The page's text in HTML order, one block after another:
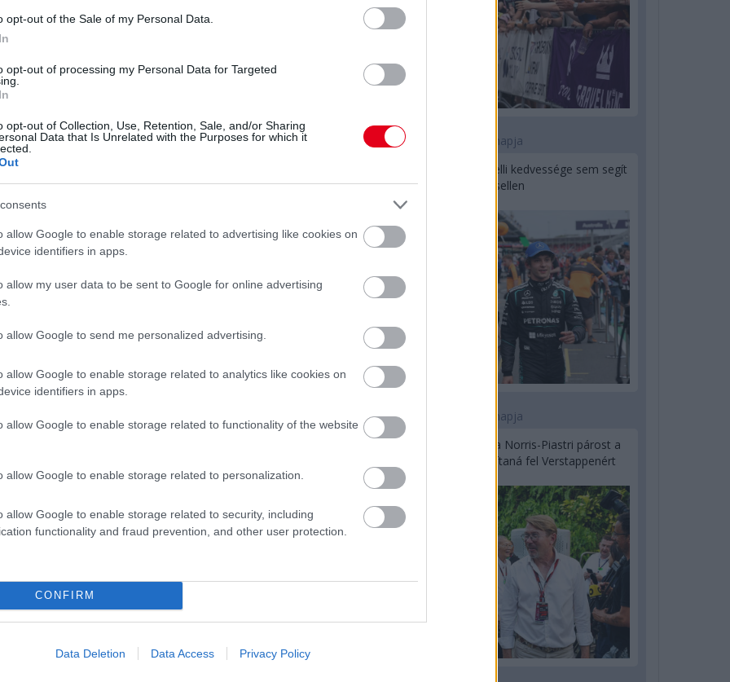
opt-out of the Sale of my Personal Data.
opt-out of processing my Personal Data for Targeted
opt-out of Collection, Use, Retention, Sale, and/or Sharing
Data that Is Unrelated with the Purposes for which it
allow Google to enable storage related to advertising like cookies on
identifiers in apps.
allow my user data to be sent to Google for online advertising
allow Google to send me personalized advertising.
allow Google to enable storage related to analytics like cookies on
identifiers in apps.
allow Google to enable storage related to functionality of the website
allow Google to enable storage related to personalization.
allow Google to enable storage related to security, including
functionality and fraud prevention, and other user protection.
CONFIRM
Data Deletion Data Access Privacy Policy
tűnő feladatot, és egész
a weboldalán lehet csatlakozni:
az alábbi gombokkal:
1 napja
Montoya szerint Antonelli kedvessége sem segít
Russellen
2 napja
Hakkinen megtartaná a Norris-Piastri párost a
McLarennél, nem borítaná fel Verstappenért